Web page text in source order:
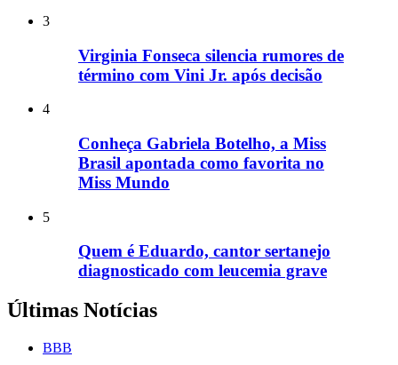
3
Virginia Fonseca silencia rumores de
término com Vini Jr. após decisão
4
Conheça Gabriela Botelho, a Miss
Brasil apontada como favorita no
Miss Mundo
5
Quem é Eduardo, cantor sertanejo
diagnosticado com leucemia grave
Últimas Notícias
BBB